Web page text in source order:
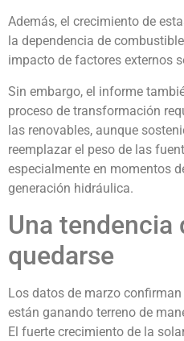
Además, el crecimiento de
la dependencia de
impacto de factores externos
Sin embargo, el informe
proceso de transformación
las renovables, aunque
reemplazar el peso de las
especialmente en momentos
generación hidráulica.
Una tendencia
quedarse
Los datos de marzo
están ganando terreno de
El fuerte crecimiento de la